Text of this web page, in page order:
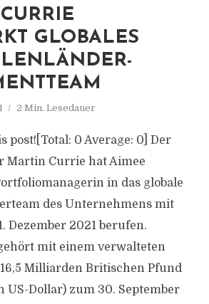
GLOBALES
2 Min. Lesedauer
post![Total: 0 Average: 0] Der
Martin Currie hat Aimee
in das globale
des Unternehmens mit
Dezember 2021 berufen.
mit einem verwalteten
Milliarden Britischen Pfund
US-Dollar) zum 30. September